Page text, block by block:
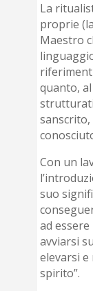
La
proprie
Maestro
quanto,
sanscrito,
Con un
suo
ad
avviarsi
elevarsi
spirito”.